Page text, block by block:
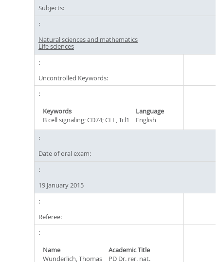
Subjects:
Natural sciences and mathematics
Life sciences
Uncontrolled Keywords:
Keywords
Language
B cell signaling; CD74; CLL, Tcl1
English
Date of oral exam:
19 January 2015
Referee:
Name
Academic Title
Wunderlich, Thomas
PD Dr. rer. nat.